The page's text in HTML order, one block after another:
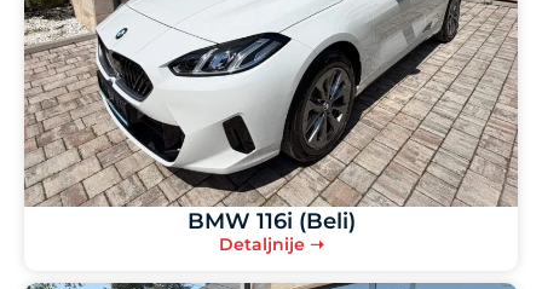
BMW 116i (Beli)
Detaljnije ➝